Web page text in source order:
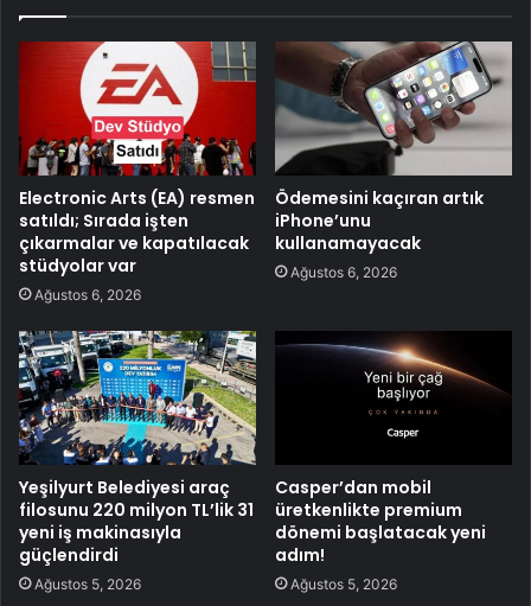
Electronic Arts (EA) resmen
satıldı; Sırada işten
çıkarmalar ve kapatılacak
stüdyolar var
Ağustos 6, 2026
Ödemesini kaçıran artık
iPhone’unu
kullanamayacak
Ağustos 6, 2026
Yeşilyurt Belediyesi araç
filosunu 220 milyon TL’lik 31
yeni iş makinasıyla
güçlendirdi
Ağustos 5, 2026
Casper’dan mobil
üretkenlikte premium
dönemi başlatacak yeni
adım!
Ağustos 5, 2026